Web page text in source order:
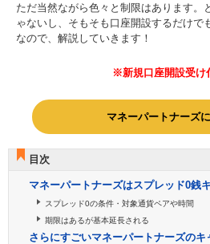
ただ当然ながら色々と制限はあります。
ゃないし、そもそも口座開設するだけで
なので、解説していきます！
※新規口座開設受け
マネーパートナーズ
目次
マネーパートナーズはスプレッド0銭
スプレッド0の条件・対象通貨ペアや時間
期限はあるが基本延長される
さらにすごいマネーパートナーズのキ